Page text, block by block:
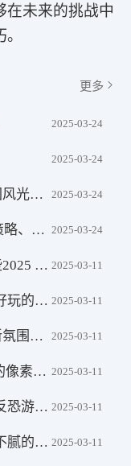
在未来的挑战中
更多
2025-03-24
2025-03-24
摩尔庄园农庄拍照攻略，捕捉田园风光的最佳地点 2025-03-24
咸鱼之王8150关通关攻略分享，策略、技巧与装备建议 2025-03-24
荒岛求生游戏手机版中文版有哪些2025 火爆的荒岛求生游戏top5 2025-03-11
经典的模拟养猫的游戏推荐 2025好玩的养猫游戏汇总 2025-03-11
《桃源记》兔年新春版：地图焕新氛围浓 糖葫芦摊等新建筑上新 2025-03-11
2025受欢迎的像素游戏top5 流行的像素游戏分享 2025-03-11
经典的反恐游戏大全 2025好玩的反恐游戏有没有 2025-03-11
三国娘化游戏哪些值得玩2025 玩不腻的三国娘化游戏大全 2025-03-11